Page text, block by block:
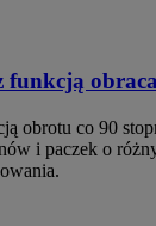
funkcją
obrotu co 90
i paczek o